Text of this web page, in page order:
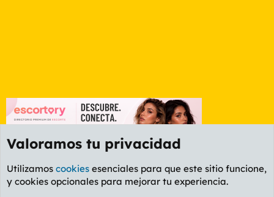
Foro General
Valoramos tu privacidad
Utilizamos cookies esenciales para que este sitio funcione,
y cookies opcionales para mejorar tu experiencia.